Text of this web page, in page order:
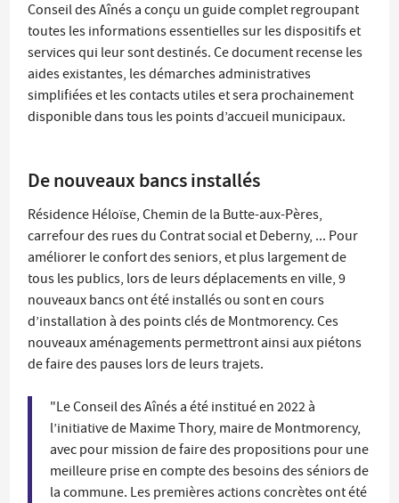
Conseil des Aînés a conçu un guide complet regroupant
toutes les informations essentielles sur les dispositifs et
services qui leur sont destinés. Ce document recense les
aides existantes, les démarches administratives
simplifiées et les contacts utiles et sera prochainement
disponible dans tous les points d’accueil municipaux.
De nouveaux bancs installés
Résidence Héloïse, Chemin de la Butte-aux-Pères,
carrefour des rues du Contrat social et Deberny, ... Pour
améliorer le confort des seniors, et plus largement de
tous les publics, lors de leurs déplacements en ville, 9
nouveaux bancs ont été installés ou sont en cours
d’installation à des points clés de Montmorency. Ces
nouveaux aménagements permettront ainsi aux piétons
de faire des pauses lors de leurs trajets.
"Le Conseil des Aînés a été institué en 2022 à
l’initiative de Maxime Thory, maire de Montmorency,
avec pour mission de faire des propositions pour une
meilleure prise en compte des besoins des séniors de
la commune. Les premières actions concrètes ont été